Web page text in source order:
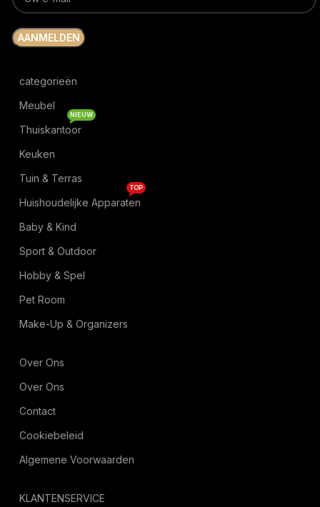
categorieën
Meubel
Thuiskantoor
NIEUW
Keuken
Tuin & Terras
Huishoudelijke Apparaten
TOP
Baby & Kind
Sport & Outdoor
Hobby & Spel
Pet Room
Make-Up & Organizers
Over Ons
Over Ons
Contact
Cookiebeleid
Algemene Voorwaarden
KLANTENSERVICE